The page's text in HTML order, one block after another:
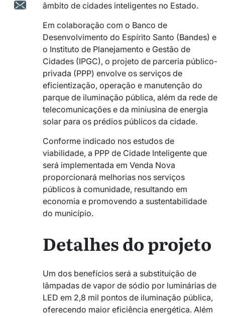
âmbito de cidades inteligentes no Estado.
Em colaboração com o Banco de
Desenvolvimento do Espírito Santo (Bandes) e
o Instituto de Planejamento e Gestão de
Cidades (IPGC), o projeto de parceria público-
privada (PPP) envolve os serviços de
eficientização, operação e manutenção do
parque de iluminação pública, além da rede de
telecomunicações e da miniusina de energia
solar para os prédios públicos da cidade.
Conforme indicado nos estudos de
viabilidade, a PPP de Cidade Inteligente que
será implementada em Venda Nova
proporcionará melhorias nos serviços
públicos à comunidade, resultando em
economia e promovendo a sustentabilidade
do município.
Detalhes do projeto
Um dos benefícios será a substituição de
lâmpadas de vapor de sódio por luminárias de
LED em 2,8 mil pontos de iluminação pública,
oferecendo maior eficiência energética. Além